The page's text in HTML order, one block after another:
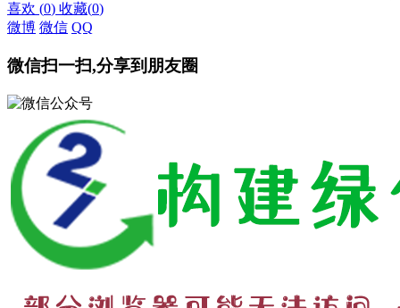
喜欢 (0) 收藏(0)
微博 微信 QQ
微信扫一扫,分享到朋友圈